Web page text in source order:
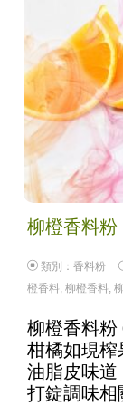
柳橙香料粉
類別： 香料粉
橙香料, 柳橙香料,
柳橙香料粉
柑橘如現榨
油脂皮味道
打錠調味相